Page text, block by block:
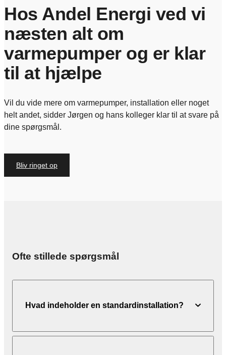
Hos Andel Energi ved vi
næsten alt om
varmepumper og er klar
til at hjælpe
Vil du vide mere om varmepumper, installation eller noget
helt andet, sidder Jørgen og hans kolleger klar til at svare på
dine spørgsmål.
Bliv ringet op
Ofte stillede spørgsmål
Hvad indeholder en standardinstallation?